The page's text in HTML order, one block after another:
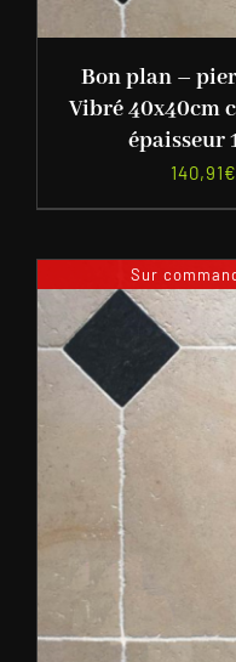
Bon plan –
Vibré 40x40cm
épaisseur
140,91€
Sur